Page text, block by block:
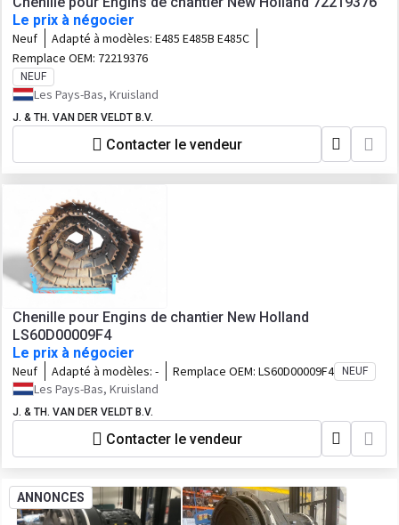
Le prix à négocier
Neuf Adapté à modèles: E485 E485B E485C
Remplace OEM: 72219376
NEUF
Les Pays-Bas, Kruisland
J. & TH. VAN DER VELDT B.V.
Contacter le vendeur
Chenille pour Engins de chantier New Holland
LS60D00009F4
Le prix à négocier
Neuf Adapté à modèles: - Remplace OEM: LS60D00009F4 NEUF
Les Pays-Bas, Kruisland
J. & TH. VAN DER VELDT B.V.
Contacter le vendeur
ANNONCES